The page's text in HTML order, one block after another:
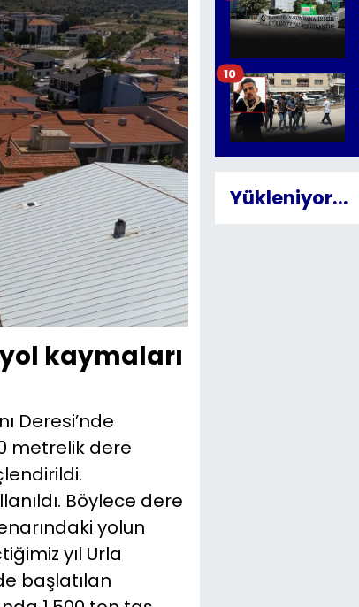
kaymaları
Deresi’nde
metrelik dere
Böylece dere
yolun
yıl Urla
başlatılan
10
Yükleniyor...